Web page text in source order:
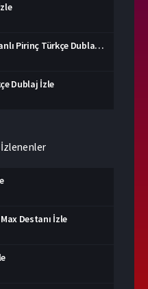
Yedi Samuray: Kanlı Pirinç Türkçe Dublaj İzle
Dublaj İzle
Destanı İzle